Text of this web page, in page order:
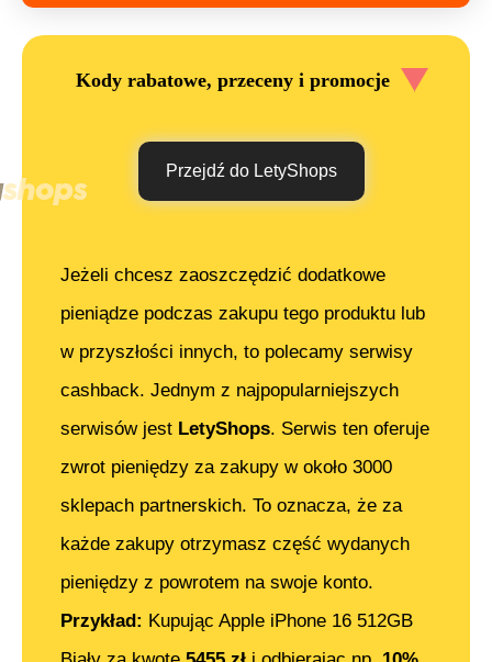
Kody rabatowe, przeceny i promocje
Przejdź do LetyShops
Jeżeli chcesz zaoszczędzić dodatkowe
pieniądze podczas zakupu tego produktu lub
w przyszłości innych, to polecamy serwisy
cashback. Jednym z najpopularniejszych
serwisów jest LetyShops. Serwis ten oferuje
zwrot pieniędzy za zakupy w około 3000
sklepach partnerskich. To oznacza, że za
każde zakupy otrzymasz część wydanych
pieniędzy z powrotem na swoje konto.
Przykład: Kupując Apple iPhone 16 512GB